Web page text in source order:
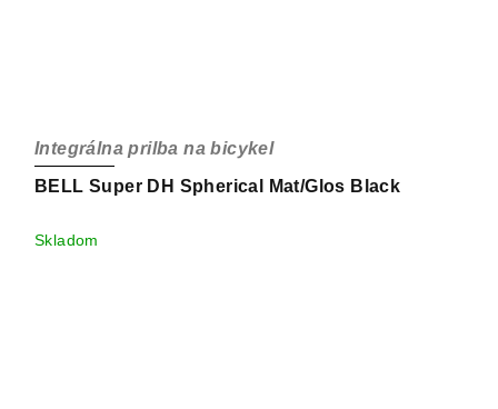
BELL Super DH Spherical Mat/Glos Black
Integrálna prilba na bicykel
Skladom